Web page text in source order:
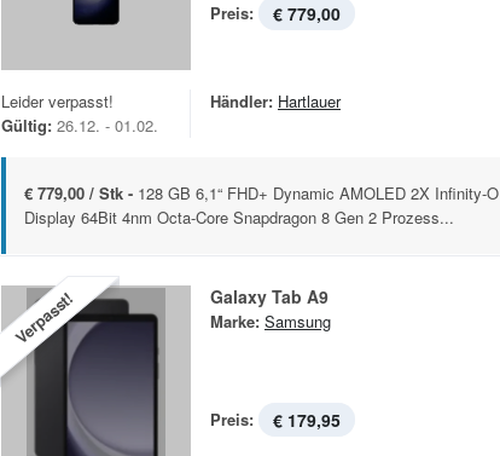
Preis: € 779,00
Leider verpasst!
Gültig: 26.12. - 01.02.
Händler: Hartlauer
€ 779,00 / Stk - 128 GB 6,1“ FHD+ Dynamic AMOLED 2X Infinity-O
Display 64Bit 4nm Octa-Core Snapdragon 8 Gen 2 Prozess...
Verpasst! Galaxy Tab A9
Marke: Samsung
Preis: € 179,95